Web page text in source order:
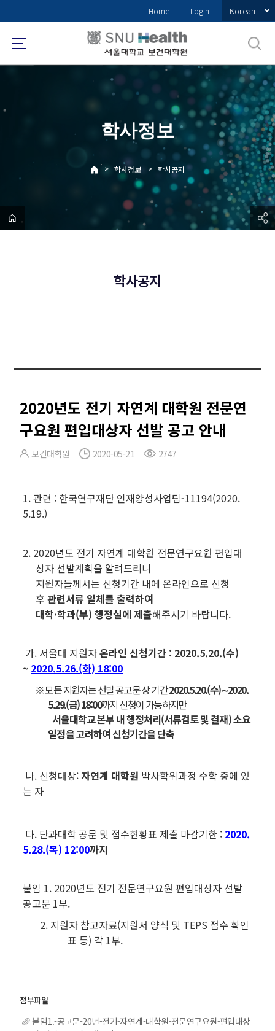
로
메
Home Login Korean
학사정보
> 학사정보 > 학사공지
학사공지
2020년도 전기 자연계 대학원 전문연
구요원 편입대상자 선발 공고 안내
보건대학원 2020-05-21 2747
1. 관련 : 한국연구재단 인재양성사업팀-11194(2020.
5.19.)
2. 2020년도 전기 자연계 대학원 전문연구요원 편입대
상자 선발계획을 알려드리니
지원자들께서는 신청기간 내에 온라인으로 신청
후관련서류 일체를 출력하여
대학·학과(부) 행정실에 제출해주시기 바랍니다.
가. 서울대 지원자온라인 신청기간 : 2020.5.20.(수)
~ 2020.5.26.(화) 18:00
※ 모든 지원자는 선발 공고문 상 기간2020.5.20.(수)∼2020.
5.29.(금) 18:00까지 신청이 가능하지만
서울대학교 본부 내 행정처리(서류검토 및 결재) 소요
일정을 고려하여 신청기간을 단축
나. 신청대상: 자연계 대학원 박사학위과정 수학 중에 있
는 자
다. 단과대학 공문 및 접수현황표 제출 마감기한 : 2020.
5.28.(목) 12:00까지
붙임 1. 2020년도 전기 전문연구요원 편입대상자 선발
공고문 1부.
2. 지원자 참고자료(지원서 양식 및 TEPS 점수 확인
표 등) 각 1부.
붙임1.-공고문-20년-전기-자연계-대학원-전문연구요원-편입대상